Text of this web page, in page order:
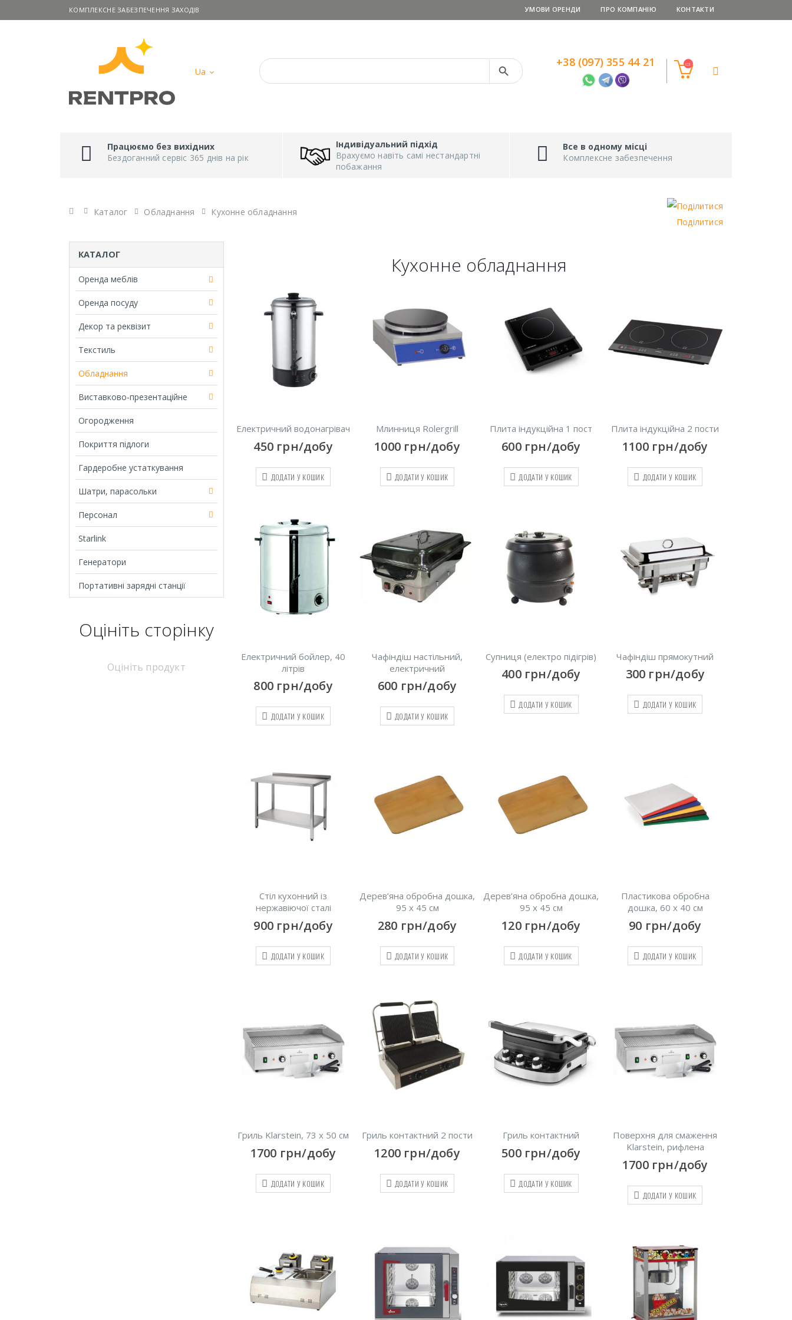
КОМПЛЕКСНЕ ЗАБЕЗПЕЧЕННЯ ЗАХОДІВ УМОВИ ОРЕНДИ ПРО КОМПАНІЮ КОНТАКТИ
Ua
Search Button +38 (097) 355 44 21
Працюємо без вихідних
Бездоганний сервіс 365 днів на рік
Індивідуальний підхід
Врахуємо навіть самі нестандартні
побажання
Все в одному місці
Комплексне забезпечення
Головна
Каталог Обладнання
Кухонне обладнання
Поділитися
Кухонне обладнання
Електричний водонагрівач
450 грн/добу
ДОДАТИ У КОШИК
Млинниця Rolergrill
1000 грн/добу
ДОДАТИ У КОШИК
Плита індукційна 1 пост
600 грн/добу
ДОДАТИ У КОШИК
Плита індукційна 2 пости
1100 грн/добу
ДОДАТИ У КОШИК
Електричний бойлер, 40
літрів
800 грн/добу
ДОДАТИ У КОШИК
Чафіндіш настільний,
електричний
600 грн/добу
ДОДАТИ У КОШИК
Супниця (електро підігрів)
400 грн/добу
ДОДАТИ У КОШИК
Чафіндіш прямокутний
300 грн/добу
ДОДАТИ У КОШИК
Стіл кухонний із
нержавіючої сталі
900 грн/добу
ДОДАТИ У КОШИК
Дерев’яна обробна дошка,
95 х 45 см
280 грн/добу
ДОДАТИ У КОШИК
Дерев’яна обробна дошка,
95 х 45 см
120 грн/добу
ДОДАТИ У КОШИК
Пластикова обробна
дошка, 60 х 40 см
90 грн/добу
ДОДАТИ У КОШИК
Гриль Klarstein, 73 х 50 см
1700 грн/добу
ДОДАТИ У КОШИК
Гриль контактний 2 пости
1200 грн/добу
ДОДАТИ У КОШИК
Гриль контактний
500 грн/добу
ДОДАТИ У КОШИК
Поверхня для смаження
Klarstein, рифлена
1700 грн/добу
ДОДАТИ У КОШИК
КАТАЛОГ
Оренда меблів
Оренда посуду
Декор та реквізит
Текстиль
Обладнання
Виставково-презентаційне
Огородження
Покриття підлоги
Гардеробне устаткування
Шатри, парасольки
Персонал
Starlink
Генератори
Портативні зарядні станції
Оцініть cторінку
Оцініть продукт